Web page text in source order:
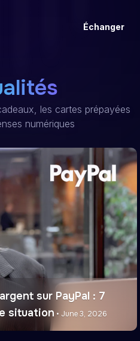
Échanger
les cartes prépayées
numériques
sur PayPal : 7
situation • June 3, 2026